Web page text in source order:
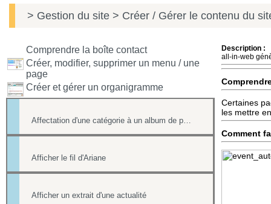
> Gestion du site > Créer / Gérer le contenu du
Comprendre la boîte contact
Créer, modifier, supprimer un menu / une
page
Créer et gérer un organigramme
Affectation d'une catégorie à un album de photos
Afficher le fil d'Ariane
Afficher un extrait d'une actualité
Description :
all-in-web
Certaines
les mettre
Comment